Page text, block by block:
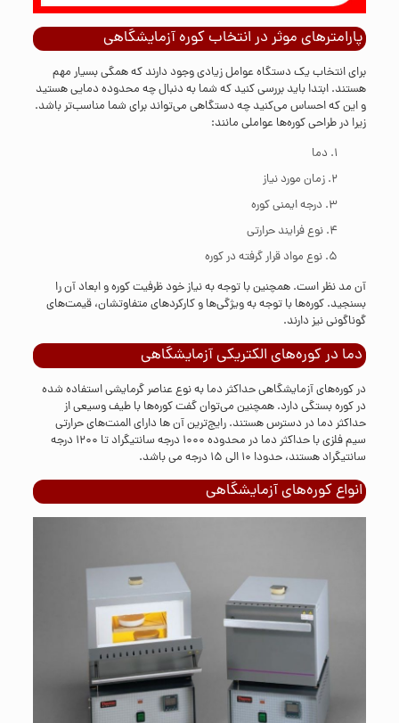
پارامترهای موثر در انتخاب کوره آزمایشگاهی
برای انتخاب یک دستگاه عوامل زیادی وجود دارند که همگی بسیار مهم
هستند. ابتدا باید بررسی کنید که شما به دنبال چه محدوده دمایی هستید
و این که احساس می‌کنید چه دستگاهی می‌تواند برای شما مناسب‌تر باشد.
زیرا در طراحی کوره‌ها عواملی مانند:
دما
زمان مورد نیاز
درجه ایمنی کوره
نوع فرایند حرارتی
نوع مواد قرار گرفته در کوره
آن مد نظر است. همچنین با توجه به نیاز خود ظرفیت کوره و ابعاد آن را
بسنجید. کوره‌ها با توجه به ویژگی‌ها و کارکردهای متفاوتشان، قیمت‌های
گوناگونی نیز دارند.
دما در کوره‌های الکتریکی آزمایشگاهی
در کوره‌های آزمایشگاهی حداکثر دما به نوع عناصر گرمایشی استفاده شده
در کوره بستگی دارد. همچنین می‌توان گفت کوره‌ها با طیف وسیعی از
حداکثر دما در دسترس هستند. رایج‌ترین آن ها دارای المنت‌های حرارتی
سیم فلزی با حداکثر دما در محدوده 1000 درجه سانتیگراد تا 1200 درجه
سانتیگراد هستند، حدودا ۱۰ الی ۱۵ درجه می باشد.
انواع کوره‌های آزمایشگاهی